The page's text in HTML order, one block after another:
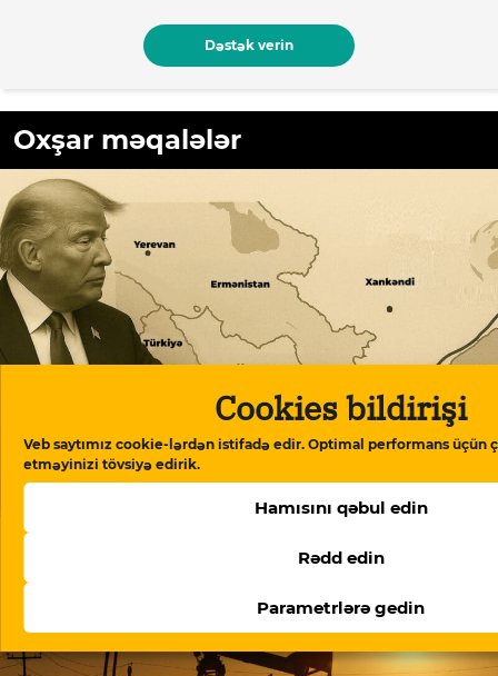
Cookies bildirişi
Veb saytımız cookie-lərdən istifadə edir. Optimal performans üçün
etməyinizi tövsiyə edirik.
Hamısını qəbul edin
Rədd edin
Parametrlərə gedin
Dəstək verin
Oxşar məqalələr
ABŞ-nin TRIPP+ fondunun rəhbəri Ermənistanda
danışıqlar aparır: müzakirələrin detalları